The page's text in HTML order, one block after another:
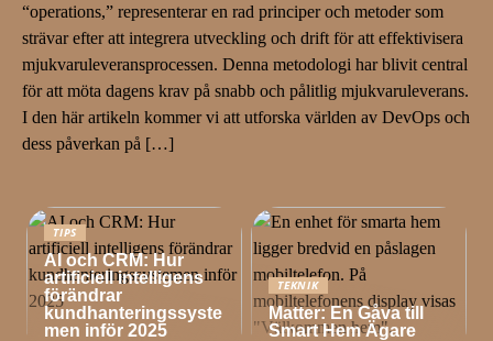
“operations,” representerar en rad principer och metoder som
strävar efter att integrera utveckling och drift för att effektivisera
mjukvaruleveransprocessen. Denna metodologi har blivit central
för att möta dagens krav på snabb och pålitlig mjukvaruleverans.
I den här artikeln kommer vi att utforska världen av DevOps och
dess påverkan på […]
TIPS
AI och CRM: Hur
artificiell intelligens
förändrar
kundhanteringssyste
men inför 2025
TEKNIK
Matter: En Gåva till
Smart Hem Ägare